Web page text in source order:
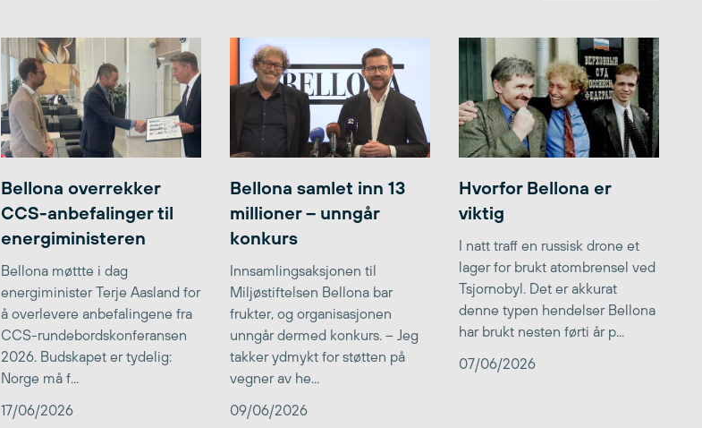
Bellona overrekker
CCS-anbefalinger til
energiministeren
Bellona møttte i dag
energiminister Terje Aasland for
å overlevere anbefalingene fra
CCS-rundebordskonferansen
2026. Budskapet er tydelig:
Norge må f...
17/06/2026
Bellona samlet inn 13
millioner – unngår
konkurs
Innsamlingsaksjonen til
Miljøstiftelsen Bellona bar
frukter, og organisasjonen
unngår dermed konkurs. – Jeg
takker ydmykt for støtten på
vegner av he...
09/06/2026
Hvorfor Bellona er
viktig
I natt traff en russisk drone et
lager for brukt atombrensel ved
Tsjornobyl. Det er akkurat
denne typen hendelser Bellona
har brukt nesten førti år p...
07/06/2026